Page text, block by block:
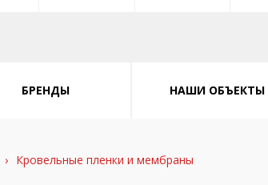
БРЕНДЫ НАШИ ОБЪЕКТЫ
› Кровельные пленки и мембраны